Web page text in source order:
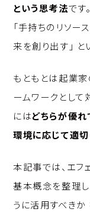
という思考法です
「手持ちのリソー
来を創り出す」 と
もともとは起業
ームワークとして
にはどちらが優れ
環境に応じて適
本記事では、エフ
基本概念を整理し
うに活用すべきか